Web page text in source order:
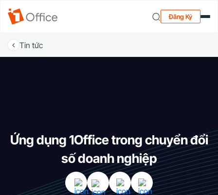
Đăng Ký
Tin tức
Ứng dụng 1Office trong chuyển đổi
số doanh nghiệp